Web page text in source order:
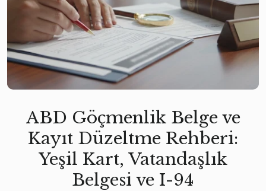
ABD Göçmenlik Belge ve
Kayıt Düzeltme Rehberi:
Yeşil Kart, Vatandaşlık
Belgesi ve I-94